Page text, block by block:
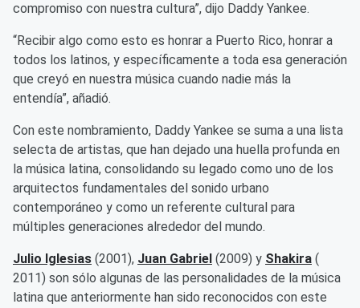
compromiso con nuestra cultura”, dijo Daddy Yankee.
“Recibir algo como esto es honrar a Puerto Rico, honrar a
todos los latinos, y específicamente a toda esa generación
que creyó en nuestra música cuando nadie más la
entendía”, añadió.
Con este nombramiento, Daddy Yankee se suma a una lista
selecta de artistas, que han dejado una huella profunda en
la música latina, consolidando su legado como uno de los
arquitectos fundamentales del sonido urbano
contemporáneo y como un referente cultural para
múltiples generaciones alrededor del mundo.
Julio Iglesias (2001), Juan Gabriel (2009) y Shakira (
2011) son sólo algunas de las personalidades de la música
latina que anteriormente han sido reconocidos con este